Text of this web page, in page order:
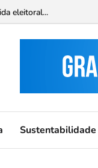
este fim de semana...
Sustentabilidade